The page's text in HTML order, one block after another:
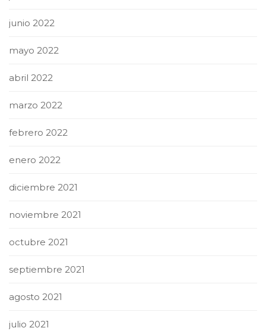
junio 2022
mayo 2022
abril 2022
marzo 2022
febrero 2022
enero 2022
diciembre 2021
noviembre 2021
octubre 2021
septiembre 2021
agosto 2021
julio 2021